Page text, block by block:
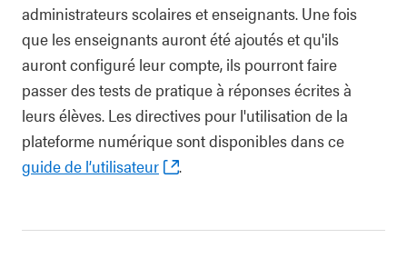
administrateurs scolaires et enseignants. Une fois
que les enseignants auront été ajoutés et qu'ils
auront configuré leur compte, ils pourront faire
passer des tests de pratique à réponses écrites à
leurs élèves. Les directives pour l'utilisation de la
plateforme numérique sont disponibles dans ce
guide de l’utilisateur
.